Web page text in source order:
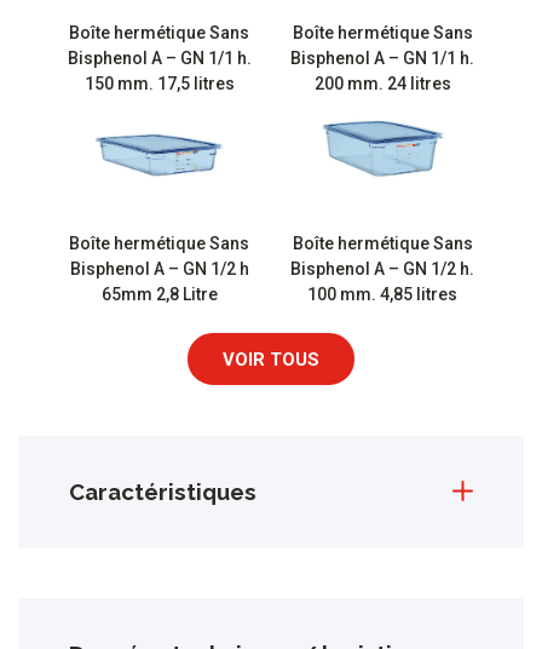
Boîte hermétique Sans
Bisphenol A – GN 1/1 h.
150 mm. 17,5 litres
Boîte hermétique Sans
Bisphenol A – GN 1/1 h.
200 mm. 24 litres
Boîte hermétique Sans
Bisphenol A – GN 1/2 h
65mm 2,8 Litre
Boîte hermétique Sans
Bisphenol A – GN 1/2 h.
100 mm. 4,85 litres
VOIR TOUS
Caractéristiques